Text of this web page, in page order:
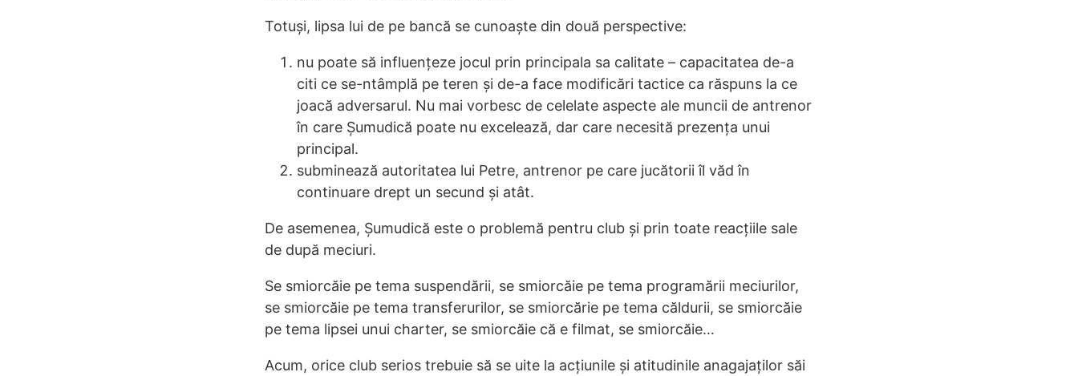
Totuși, lipsa lui de pe bancă se cunoaște din două perspective:
nu poate să influențeze jocul prin principala sa calitate – capacitatea de-a
citi ce se-ntâmplă pe teren și de-a face modificări tactice ca răspuns la ce
joacă adversarul. Nu mai vorbesc de celelate aspecte ale muncii de antrenor
în care Șumudică poate nu excelează, dar care necesită prezența unui
principal.
subminează autoritatea lui Petre, antrenor pe care jucătorii îl văd în
continuare drept un secund și atât.
De asemenea, Șumudică este o problemă pentru club și prin toate reacțiile sale
de după meciuri.
Se smiorcăie pe tema suspendării, se smiorcăie pe tema programării meciurilor,
se smiorcăie pe tema transferurilor, se smiorcărie pe tema căldurii, se smiorcăie
pe tema lipsei unui charter, se smiorcăie că e filmat, se smiorcăie…
Acum, orice club serios trebuie să se uite la acțiunile și atitudinile anagajaților săi